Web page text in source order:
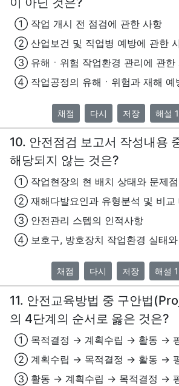
① 작업 개시 전 점검에 관한 사항
② 산업보건 및 직업병 예방에 관한
③ 유해ㆍ위험 작업환경 관리에 관한
④ 작업공정의 유해ㆍ위험과 재해 예
채점 다시 저장 해설 1
10. 안전점검 보고서 작성내용
해당되지 않는 것은?
① 작업현장의 현 배치 상태와 문제점
② 재해다발요인과 유형분석 및 비교
③ 안전관리 스텝의 인적사항
④ 보호구, 방호장치 작업환경 실태와
채점 다시 저장 해설 1
11. 안전교육방법 중 구안법
의 4단계의 순서로 옳은 것은?
① 목적결정 → 계획수립 → 활동 →
② 계획수립 → 목적결정 → 활동 →
③ 활동 → 계획수립 → 목적결정 →